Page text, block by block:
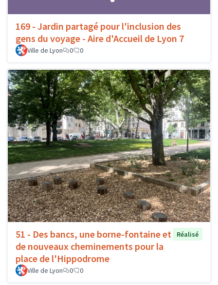
169 - Jardin partagé pour l'inclusion des
gens du voyage - Aire d'Accueil de Lyon 7
Ville de Lyon 0 0
51 - Des bancs, une borne-fontaine et
de nouveaux cheminements pour la
place de l'Hippodrome
Réalisé
Ville de Lyon 0 0